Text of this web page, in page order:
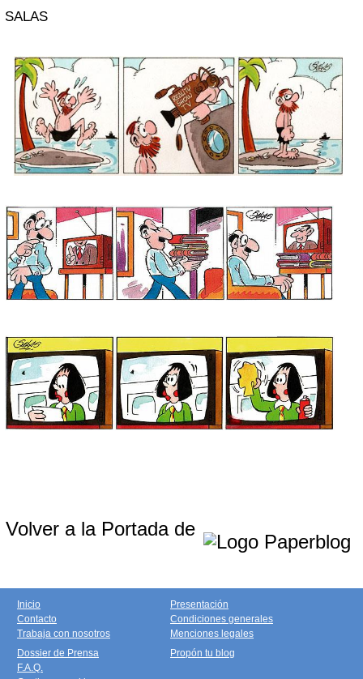
SALAS
Volver a la Portada de
Inicio
Contacto
Trabaja con nosotros
Presentación
Condiciones generales
Menciones legales
Dossier de Prensa
F.A.Q.
Propón tu blog